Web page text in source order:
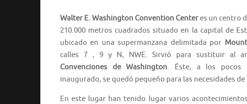
Walter E. Washington Convention Centeres un centro
210.000 metros cuadrados situado en la capital de
ubicado en una supermanzana delimitada por
calles 7 , 9 y N, NWE. Sirvió para sustituir al
Convenciones de Washington. Éste, a los pocos
inaugurado, se quedó pequeño para las necesidades de
En este lugar han tenido lugar varios